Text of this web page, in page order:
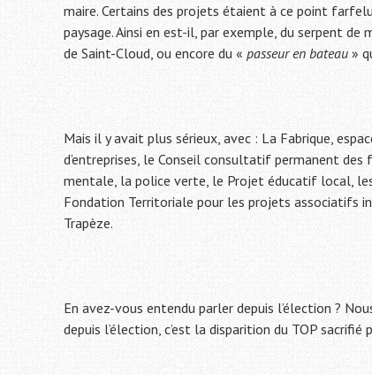
maire. Certains des projets étaient à ce point
paysage. Ainsi en est-il, par exemple, du serpent
de Saint-Cloud, ou encore du « passeur en bateau »
Mais il y avait plus sérieux, avec : La Fabrique,
d’entreprises, le Conseil consultatif permanent des
mentale, la police verte, le Projet éducatif local,
Fondation Territoriale pour les projets associatifs
Trapèze.
En avez-vous entendu parler depuis l’élection ?
depuis l’élection, c’est la disparition du TOP